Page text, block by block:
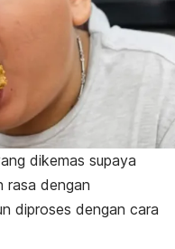
dikemas supaya
rasa dengan
diproses dengan cara